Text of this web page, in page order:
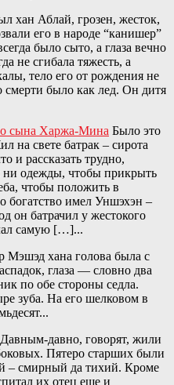
хан Аблай, грозен, жесток,
его в народе “канишер”
было сыто, а глаза вечно
не сгибала тяжесть, а
тело его от рождения не
смерти было как лед. Он дитя
сына Харжа-Мина Было это
на свете батрак – сирота
и рассказать трудно,
ни одежды, чтобы прикрыть
чтобы положить в
богатство имел Уншэхэн –
он батрачил у жестокого
самую […]...
Мэшэд хана голова была с
глаза — словно два
по обе стороны седла.
зуба. На его шелковом в
Давным-давно, говорят, жили
Пятеро старших были
– смирный да тихий. Кроме
их отец еще и